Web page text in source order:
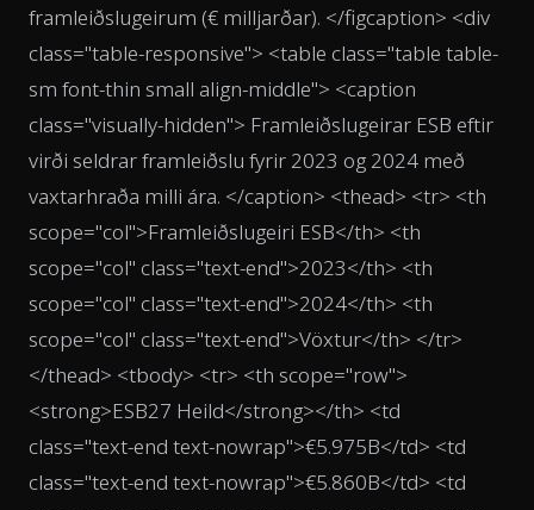
framleiðslugeirum (€ milljarðar). </figcaption> <div
class="table-responsive"> <table class="table table-
sm font-thin small align-middle"> <caption
class="visually-hidden"> Framleiðslugeirar ESB eftir
virði seldrar framleiðslu fyrir 2023 og 2024 með
vaxtarhraða milli ára. </caption> <thead> <tr> <th
scope="col">Framleiðslugeiri ESB</th> <th
scope="col" class="text-end">2023</th> <th
scope="col" class="text-end">2024</th> <th
scope="col" class="text-end">Vöxtur</th> </tr>
</thead> <tbody> <tr> <th scope="row">
<strong>ESB27 Heild</strong></th> <td
class="text-end text-nowrap">€5.975B</td> <td
class="text-end text-nowrap">€5.860B</td> <td